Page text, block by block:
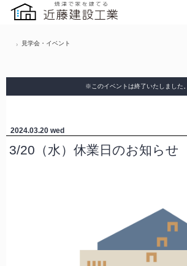
見学会・イベント
※このイベントは終了いたしました。
2024.03.20 wed
3/20（水）休業日のお知らせ